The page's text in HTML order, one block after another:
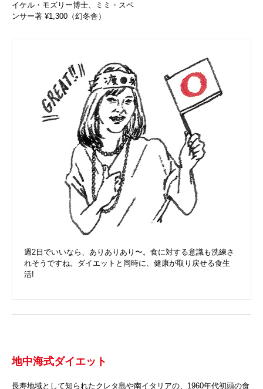
イケル・モズリー博士、ミミ・スペ
ンサー著 ¥1,300（幻冬舎）
週2日でいいなら、ありありあり〜。食に対する意識も洗練さ
れそうですね。ダイエットと同時に、健康が取り戻せる食生
活!
地中海式ダイエット
長寿地域として知られたクレタ島や南イタリアの、1960年代初頭の食